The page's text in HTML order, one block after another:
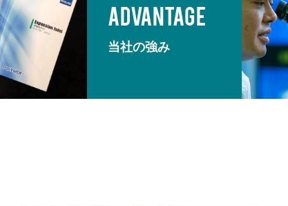
ADVANTAGE
当社の強み